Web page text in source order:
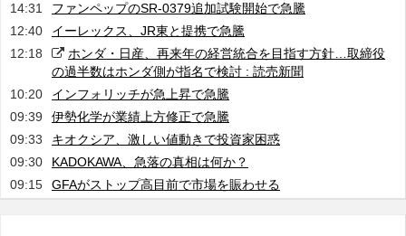
14:31
ファンペップのSR-0379追加試験開始で急騰
12:40
イーレックス、JR東と提携で急騰
12:18
ホンダ・日産、再来年の経営統合を目指す方針…取締役
の過半数はホンダ側が指名で検討 : 読売新聞
10:20
インフォリッチが急上昇で急騰
09:39
伊勢化学が業績上方修正で急騰
09:33
キオクシア、激しい値動きで投資家困惑
09:30
KADOKAWA、急落の真相は何か？
09:15
GFAがストップ高目前で市場を賑わせる